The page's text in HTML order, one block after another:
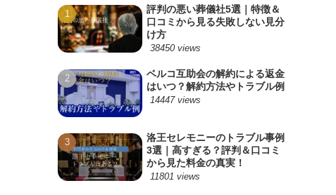
評判の悪い葬儀社5選｜特徴＆
口コミから見る失敗しない見分
け方
38450 views
ベルコ互助会の解約による返金
はいつ？解約方法やトラブル例
14447 views
洛王セレモニーのトラブル事例
3選｜高すぎる？評判＆口コミ
から見た料金の真実！
11801 views